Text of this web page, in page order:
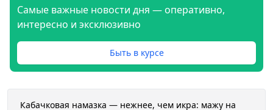
Самые важные новости дня — оперативно,
интересно и эксклюзивно
Быть в курсе
Кабачковая намазка — нежнее, чем икра: мажу на